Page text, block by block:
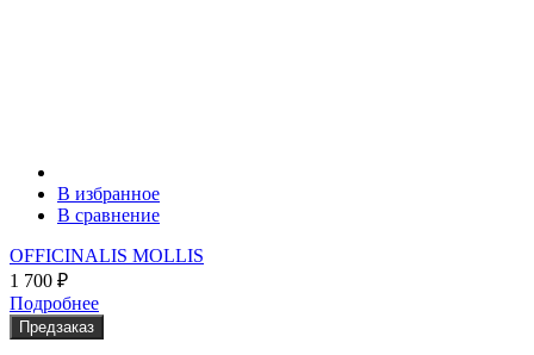
В избранное
В сравнение
OFFICINALIS MOLLIS
1 700 ₽
Подробнее
Предзаказ